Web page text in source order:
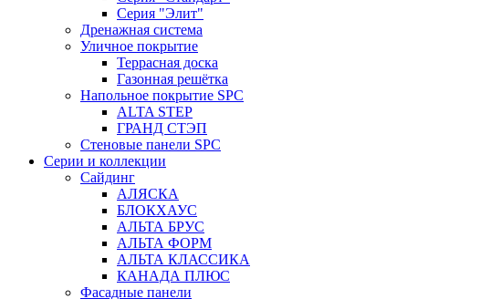
Серия "Элит"
Дренажная система
Уличное покрытие
Террасная доска
Газонная решётка
Напольное покрытие SPC
ALTA STEP
ГРАНД СТЭП
Стеновые панели SPC
Серии и коллекции
Сайдинг
АЛЯСКА
БЛОКХАУС
АЛЬТА БРУС
АЛЬТА ФОРМ
АЛЬТА КЛАССИКА
КАНАДА ПЛЮС
Фасадные панели